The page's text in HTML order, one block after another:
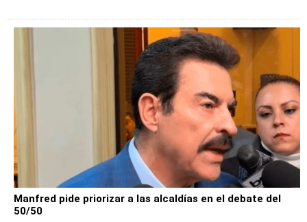
Manfred pide priorizar a las alcaldías en el debate del
50/50